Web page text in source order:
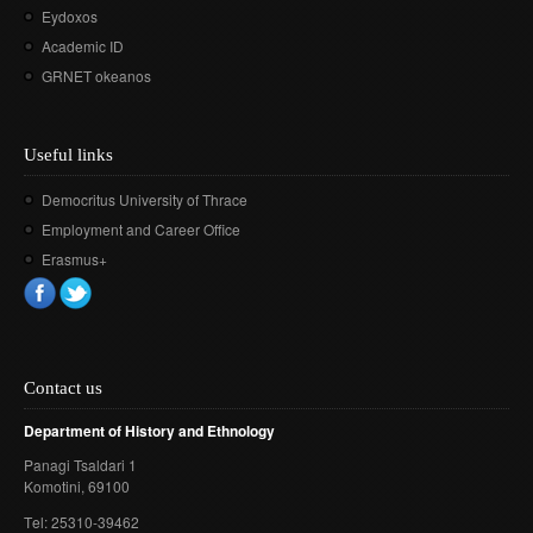
Eydoxos
Academic ID
GRNET okeanos
Useful links
Democritus University of Thrace
Employment and Career Office
Erasmus+
Contact us
Department of History and Ethnology
Panagi Tsaldari 1
Komotini, 69100
Τel: 25310-39462